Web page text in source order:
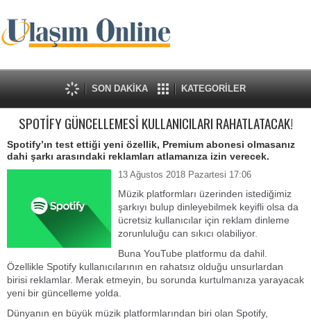
SON DAKİKA KATEGORİLER
SPOTİFY GÜNCELLEMESİ KULLANICILARI RAHATLATACAK!
Spotify’ın test ettiği yeni özellik, Premium abonesi olmasanız
dahi şarkı arasındaki reklamları atlamanıza izin verecek.
13 Ağustos 2018 Pazartesi 17:06
Müzik platformları üzerinden istediğimiz
şarkıyı bulup dinleyebilmek keyifli olsa da
ücretsiz kullanıcılar için reklam dinleme
zorunluluğu can sıkıcı olabiliyor.
Buna YouTube platformu da dahil.
Özellikle Spotify kullanıcılarının en rahatsız olduğu unsurlardan
birisi reklamlar. Merak etmeyin, bu sorunda kurtulmanıza yarayacak
yeni bir güncelleme yolda.
Dünyanın en büyük müzik platformlarından biri olan Spotify,